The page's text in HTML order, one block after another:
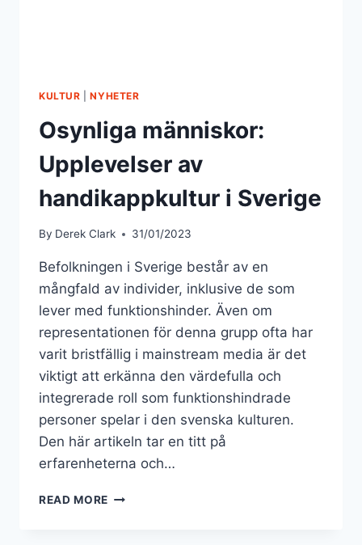
KULTUR |NYHETER
Osynliga människor:
Upplevelser av
handikappkultur i Sverige
By Derek Clark 31/01/2023
Befolkningen i Sverige består av en
mångfald av individer, inklusive de som
lever med funktionshinder. Även om
representationen för denna grupp ofta har
varit bristfällig i mainstream media är det
viktigt att erkänna den värdefulla och
integrerade roll som funktionshindrade
personer spelar i den svenska kulturen.
Den här artikeln tar en titt på
erfarenheterna och…
READ MORE OSYNLIGA